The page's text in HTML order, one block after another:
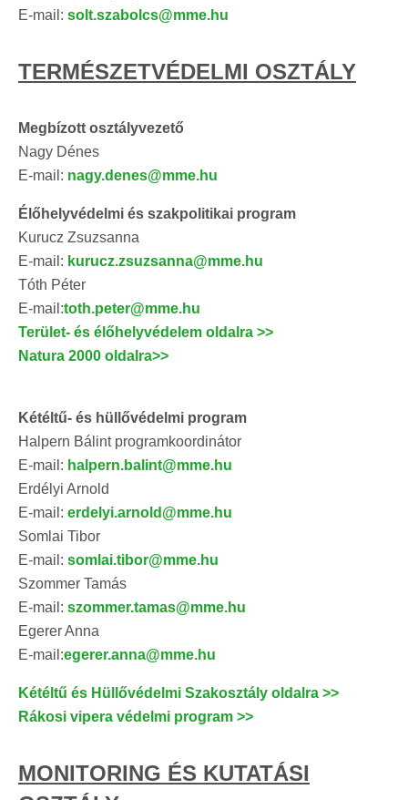
E-mail: solt.szabolcs@mme.hu
TERMÉSZETVÉDELMI OSZTÁLY
Megbízott osztályvezető
Nagy Dénes
E-mail: nagy.denes@mme.hu
Élőhelyvédelmi és szakpolitikai program
Kurucz Zsuzsanna
E-mail: kurucz.zsuzsanna@mme.hu
Tóth Péter
E-mail:toth.peter@mme.hu
Terület- és élőhelyvédelem oldalra >>
Natura 2000 oldalra>>
Kétéltű- és hüllővédelmi program
Halpern Bálint programkoordinátor
E-mail: halpern.balint@mme.hu
Erdélyi Arnold
E-mail: erdelyi.arnold@mme.hu
Somlai Tibor
E-mail: somlai.tibor@mme.hu
Szommer Tamás
E-mail: szommer.tamas@mme.hu
Egerer Anna
E-mail:egerer.anna@mme.hu
Kétéltű és Hüllővédelmi Szakosztály oldalra >>
Rákosi vipera védelmi program >>
MONITORING ÉS KUTATÁSI